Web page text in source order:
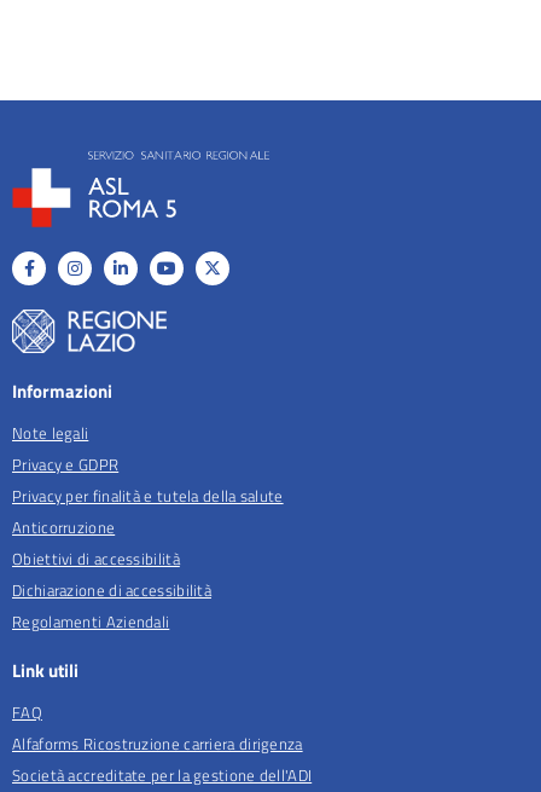
Informazioni
Note legali
Privacy e GDPR
Privacy per finalità e tutela della salute
Anticorruzione
Obiettivi di accessibilità
Dichiarazione di accessibilità
Regolamenti Aziendali
Link utili
FAQ
Alfaforms Ricostruzione carriera dirigenza
Società accreditate per la gestione dell'ADI